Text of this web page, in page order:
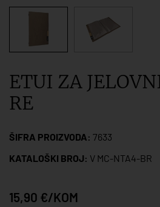
ETUI ZA
RE
ŠIFRA PROIZVODA: 7633
KATALOŠKI BROJ: V MC-NTA4-BR
15,90 €/KOM